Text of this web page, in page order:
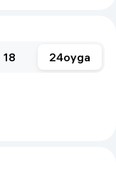
18 24oyga